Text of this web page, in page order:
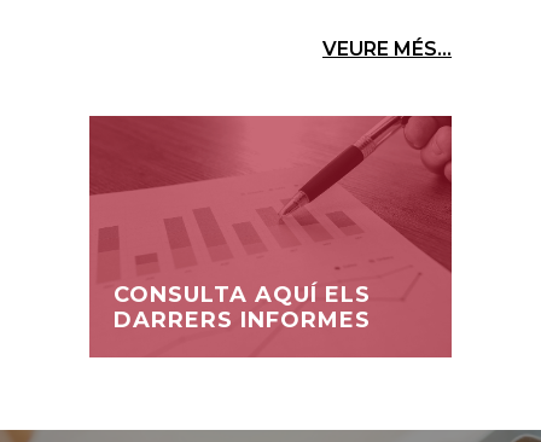
VEURE MÉS...
CONSULTA AQUÍ ELS
DARRERS INFORMES